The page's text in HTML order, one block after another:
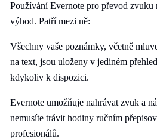
Používání Evernote pro převod zvuku
výhod. Patří mezi ně:
Všechny vaše poznámky, včetně
na text, jsou uloženy v jediném
kdykoliv k dispozici.
Evernote umožňuje nahrávat zvuk a
nemusíte trávit hodiny ručním
profesionálů.